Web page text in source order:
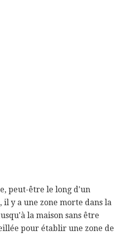
peut-être le long d'un
y a une zone morte dans la
la maison sans être
pour établir une zone de